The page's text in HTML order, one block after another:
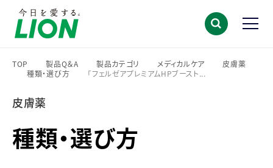
TOP
>
製品Q＆A
>
製品カテゴリ
>
メディカルケア
皮膚薬
種類・選び方
「フェルゼアプレミアムHPブースト...
皮膚薬
種類・選び方